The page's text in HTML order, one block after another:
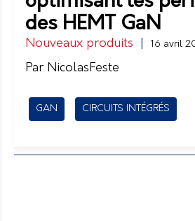
des HEMT GaN
Nouveaux produits 16 avril
Par NicolasFeste
GAN CIRCUITS INTÉGRÉS